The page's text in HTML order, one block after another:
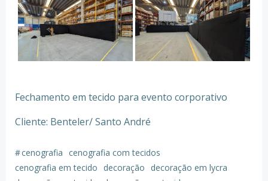
Fechamento em tecido para evento corporativo
Cliente: Benteler/ Santo André
#cenografia cenografia com tecidos
cenografia em tecido
decoração
decoração em lycra